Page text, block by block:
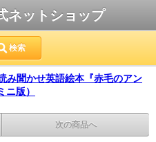
ネットショップ
検索
み聞かせ英語絵本『赤毛のアン
版）
次の商品へ